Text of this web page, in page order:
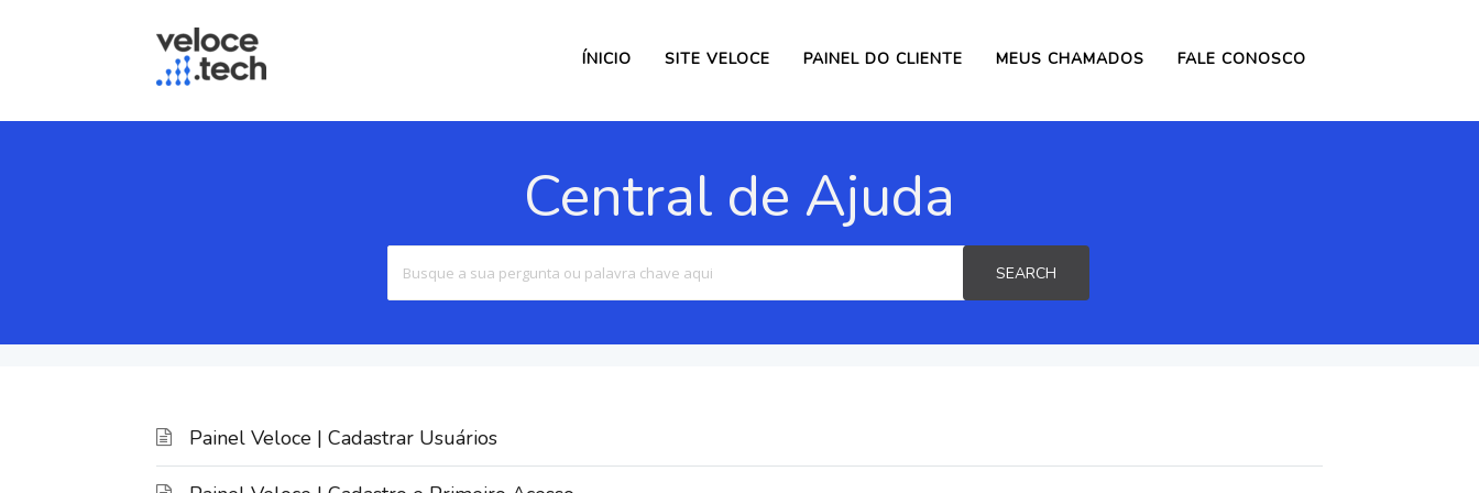
ÍNICIO SITE VELOCE PAINEL DO CLIENTE MEUS CHAMADOS FALE CONOSCO
Central de Ajuda
SEARCH
Painel Veloce | Cadastrar Usuários